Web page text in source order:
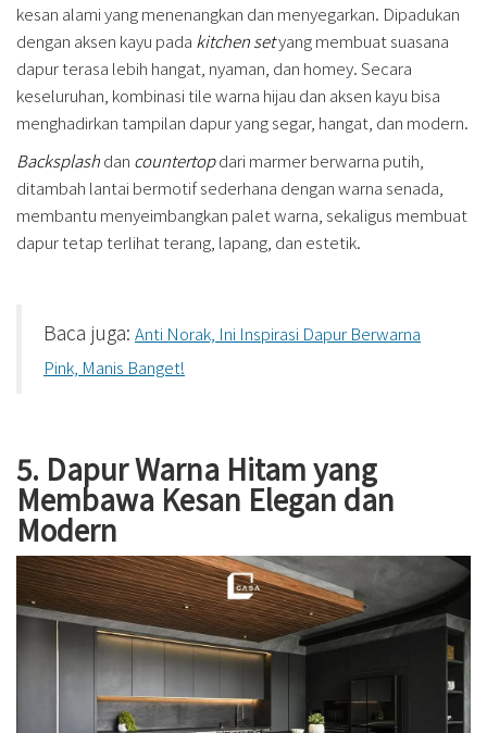
kesan alami yang menenangkan dan menyegarkan. Dipadukan
dengan aksen kayu pada kitchen setyang membuat suasana
dapur terasa lebih hangat, nyaman, dan homey. Secara
keseluruhan, kombinasi tile warna hijau dan aksen kayu bisa
menghadirkan tampilan dapur yang segar, hangat, dan modern.
Backsplashdan countertopdari marmer berwarna putih,
ditambah lantai bermotif sederhana dengan warna senada,
membantu menyeimbangkan palet warna, sekaligus membuat
dapur tetap terlihat terang, lapang, dan estetik.
Baca juga: Anti Norak, Ini Inspirasi Dapur Berwarna
Pink, Manis Banget!
5. Dapur Warna Hitam yang
Membawa Kesan Elegan dan
Modern